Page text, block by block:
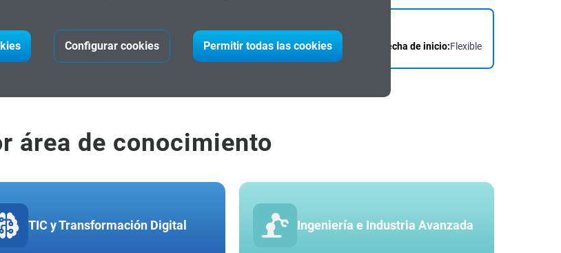
Configurar cookies Permitir todas las cookies Fecha de inicio:Flexible
área de conocimiento
TIC y Transformación Digital Ingeniería e Industria Avanzada